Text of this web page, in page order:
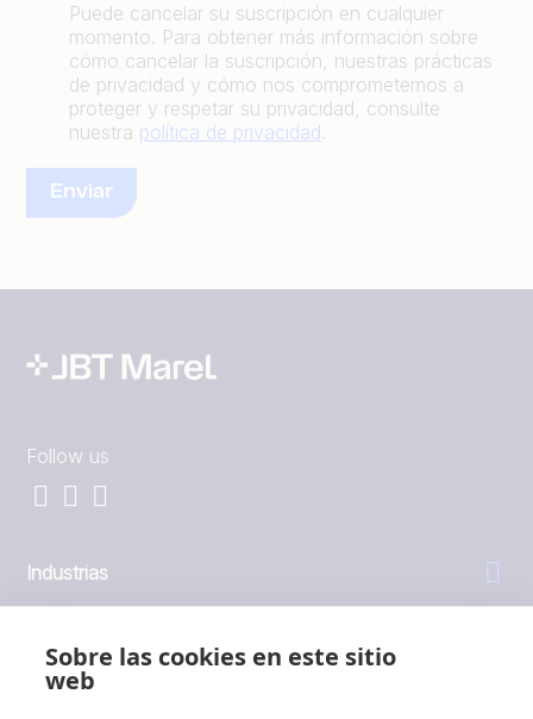
Sobre las cookies en este sitio
web
Puede cancelar su suscripción en cualquier
momento. Para obtener más información sobre
cómo cancelar la suscripción, nuestras prácticas
de privacidad y cómo nos comprometemos a
proteger y respetar su privacidad, consulte
nuestra política de privacidad.
Follow us
Industrias